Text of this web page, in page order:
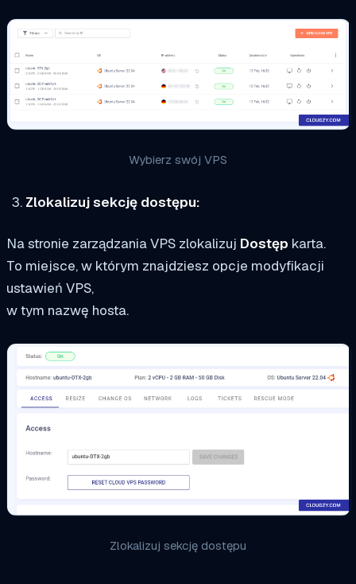
Wybierz swój VPS
Zlokalizuj sekcję dostępu:
Na stronie zarządzania VPS zlokalizuj Dostęp karta.
To miejsce, w którym znajdziesz opcje modyfikacji
ustawień VPS,
w tym nazwę hosta.
Zlokalizuj sekcję dostępu